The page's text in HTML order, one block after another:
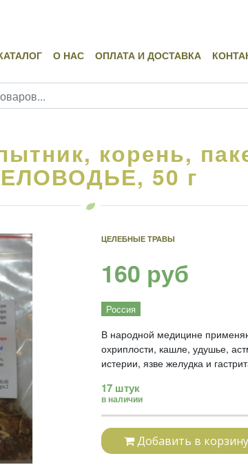
О НАС ОПЛАТА И ДОСТАВКА
корень,
50 г
ЦЕЛЕБНЫЕ ТРАВЫ
160 руб
Россия
В народной медицине
охриплости, кашле, удушье,
истерии, язве желудка и
17 штук
в наличии
Добавить в корзину